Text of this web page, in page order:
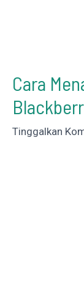
Cara
Tinggalkan